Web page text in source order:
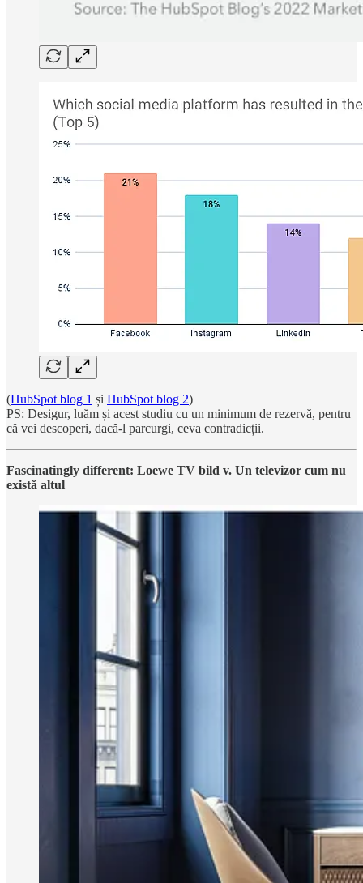
(HubSpot blog 1 și HubSpot blog 2)
PS: Desigur, luăm și acest studiu cu un minimum de rezervă, pentru
că vei descoperi, dacă-l parcurgi, ceva contradicții.
Fascinatingly different: Loewe TV bild v. Un televizor cum nu
există altul